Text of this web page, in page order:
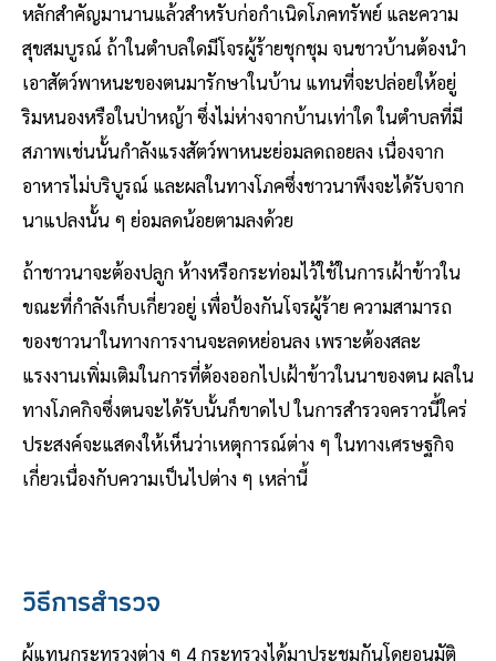
หลักสําคัญมานานแล้วสําหรับก่อกําเนิดโภคทรัพย์ และความ
สุขสมบูรณ์ ถ้าในตําบลใดมีโจรผู้ร้ายชุกชุม จนชาวบ้านต้องนํา
เอาสัตว์พาหนะของตนมารักษาในบ้าน แทนที่จะปล่อยให้อยู่
ริมหนองหรือในป่าหญ้า ซึ่งไม่ห่างจากบ้านเท่าใด ในตําบลที่มี
สภาพเช่นนั้นกําลังแรงสัตว์พาหนะย่อมลดถอยลง เนื่องจาก
อาหารไม่บริบูรณ์ และผลในทางโภคซึ่งชาวนาพึงจะได้รับจาก
นาแปลงนั้น ๆ ย่อมลดน้อยตามลงด้วย
ถ้าชาวนาจะต้องปลูก ห้างหรือกระท่อมไว้ใช้ในการเฝ้าข้าวใน
ขณะที่กําลังเก็บเกี่ยวอยู่ เพื่อป้องกันโจรผู้ร้าย ความสามารถ
ของชาวนาในทางการงานจะลดหย่อนลง เพราะต้องสละ
แรงงานเพิ่มเติมในการที่ต้องออกไปเฝ้าข้าวในนาของตน ผลใน
ทางโภคกิจซึ่งตนจะได้รับนั้นก็ขาดไป ในการสํารวจคราวนี้ใคร่
ประสงค์จะแสดงให้เห็นว่าเหตุการณ์ต่าง ๆ ในทางเศรษฐกิจ
เกี่ยวเนื่องกับความเป็นไปต่าง ๆ เหล่านี้
วิธีการสํารวจ
ผู้แทนกระทรวงต่าง ๆ 4 กระทรวงได้มาประชุมกันโดยอนุมัติ